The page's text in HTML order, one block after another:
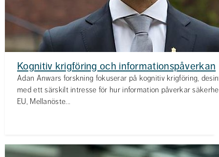
Kognitiv krigföring och informationspåverkan
Adan Anwars forskning fokuserar på kognitiv krigföring,
med ett särskilt intresse för hur information påverkar
EU, Mellanöste...